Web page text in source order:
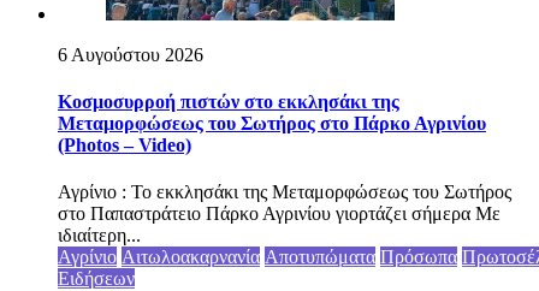
6 Αυγούστου 2026
Κοσμοσυρροή πιστών στο εκκλησάκι της
Μεταμορφώσεως του Σωτήρος στο Πάρκο Αγρινίου
(Photos – Video)
Αγρίνιο : Το εκκλησάκι της Μεταμορφώσεως του Σωτήρος
στο Παπαστράτειο Πάρκο Αγρινίου γιορτάζει σήμερα Με
ιδιαίτερη...
Αγρίνιο Αιτωλοακαρνανία Αποτυπώματα Πρόσωπα
Ειδήσεων